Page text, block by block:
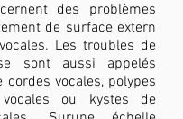
des problèmes
de surface extern
Les troubles de
sont aussi appelés
cordes vocales, polypes
ou kystes de